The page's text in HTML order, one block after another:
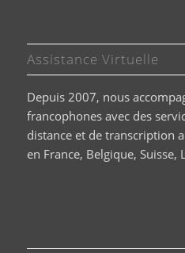
Assistance Virtuelle
Depuis 2007, nous
francophones avec des
distance et de transcription
en France, Belgique,